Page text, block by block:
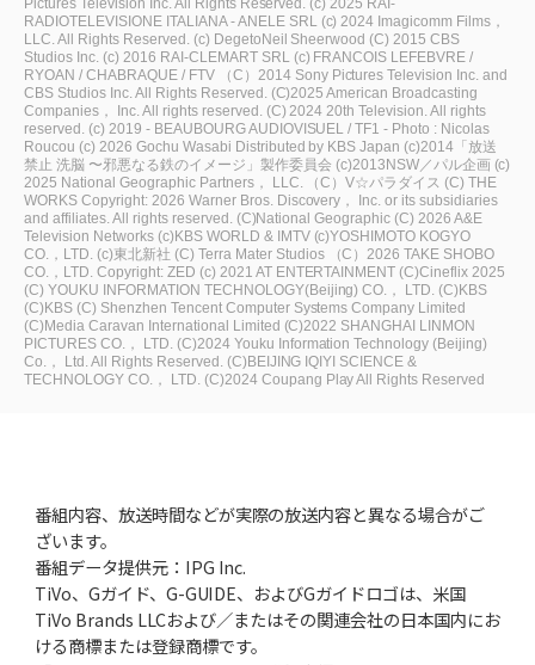
Pictures Television Inc. All Rights Reserved. (c) 2025 RAI-
RADIOTELEVISIONE ITALIANA - ANELE SRL (c) 2024 Imagicomm Films，
LLC. All Rights Reserved. (c) DegetoNeil Sheerwood (C) 2015 CBS
Studios Inc. (c) 2016 RAI-CLEMART SRL (c) FRANCOIS LEFEBVRE /
RYOAN / CHABRAQUE / FTV
（C）2014 Sony Pictures Television Inc. and
CBS Studios Inc. All Rights Reserved. (C)2025 American Broadcasting
Companies， Inc. All rights reserved. (C) 2024 20th Television. All rights
reserved. (c) 2019 - BEAUBOURG AUDIOVISUEL / TF1 - Photo : Nicolas
Roucou (c) 2026 Gochu Wasabi Distributed by KBS Japan (c)2014「放送
禁止 洗脳 〜邪悪なる鉄のイメージ」製作委員会 (c)2013NSW／パル企画 (c)
2025 National Geographic Partners， LLC.
（C）V☆パラダイス (C) THE
WORKS Copyright: 2026 Warner Bros. Discovery， Inc. or its subsidiaries
and affiliates. All rights reserved. (C)National Geographic (C) 2026 A&E
Television Networks (c)KBS WORLD & IMTV (c)YOSHIMOTO KOGYO
CO.，LTD. (c)東北新社 (C) Terra Mater Studios
（C）2026 TAKE SHOBO
CO.，LTD. Copyright: ZED (c) 2021 AT ENTERTAINMENT (C)Cineflix 2025
(C) YOUKU INFORMATION TECHNOLOGY(Beijing) CO.， LTD. (C)KBS
(C)KBS (C) Shenzhen Tencent Computer Systems Company Limited
(C)Media Caravan International Limited (C)2022 SHANGHAI LINMON
PICTURES CO.， LTD. (C)2024 Youku Information Technology (Beijing)
Co.， Ltd. All Rights Reserved. (C)BEIJING IQIYI SCIENCE &
TECHNOLOGY CO.， LTD. (C)2024 Coupang Play All Rights Reserved
番組内容、放送時間などが実際の放送内容と異なる場合がご
ざいます。
番組データ提供元：IPG Inc.
TiVo、Gガイド、G-GUIDE、およびGガイドロゴは、米国
TiVo Brands LLCおよび／またはその関連会社の日本国内にお
ける商標または登録商標です。